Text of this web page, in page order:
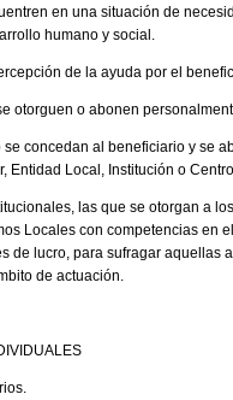
en una situación de
humano y social.
de la ayuda por el
otorguen o abonen
se concedan al beneficiario y se
Entidad Local, Institución o
las que se otorgan a
Locales con competencias en
de lucro, para sufragar aquellas
de actuación.